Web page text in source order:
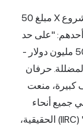
نشر أحد المتداولين في قناة ديسكورد: "جمع مشروع X مبلغ 50
أحدهم: "على حد
علمي، كان المبلغ 5 ملايين دولار فقط، وليس 50 مليون دولار -
حرفان
كبيرة، منعت
جميع أنحاء
الخادم. هذه هي وظيفة اختصار "على حد علمي" (IIRC) الحقيقية،